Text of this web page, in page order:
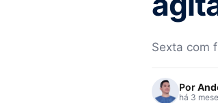
Sexta com
Por
há 3